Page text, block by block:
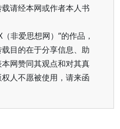
请经本网或作者本人书
非爱思想网）”的作品，
目的在于分享信息、助
网赞同其观点和对其真
人不愿被使用，请来函